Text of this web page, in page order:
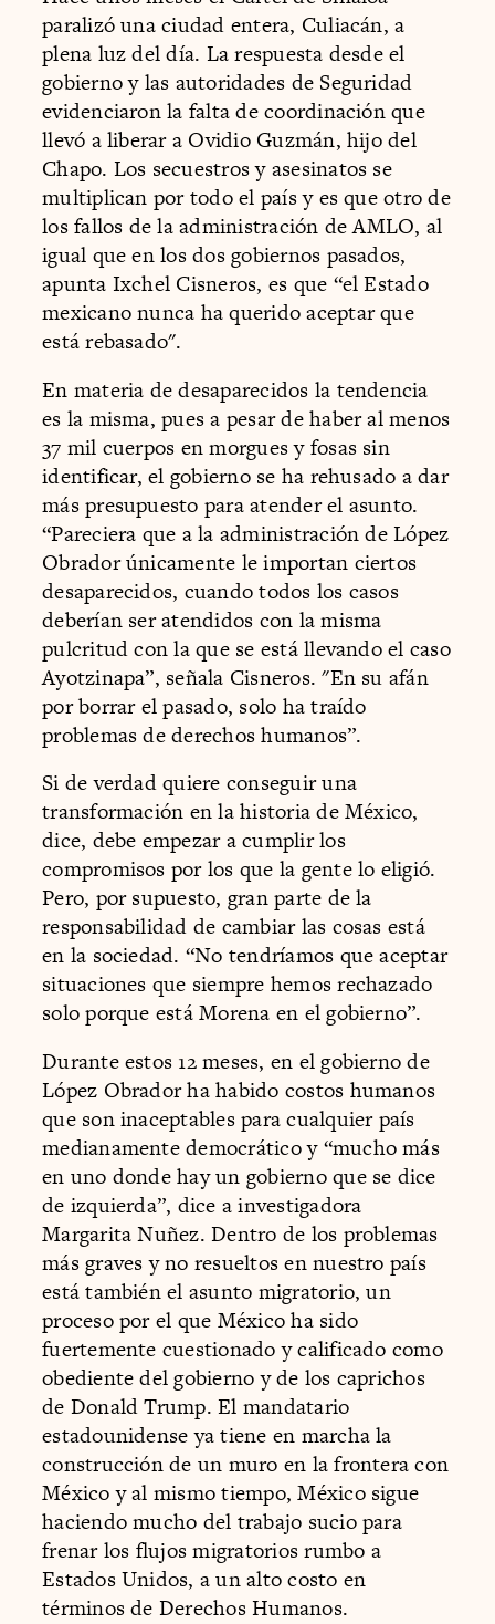
paralizó una ciudad entera, Culiacán, a
plena luz del día. La respuesta desde el
gobierno y las autoridades de Seguridad
evidenciaron la falta de coordinación que
llevó a liberar a Ovidio Guzmán, hijo del
Chapo. Los secuestros y asesinatos se
multiplican por todo el país y es que otro de
los fallos de la administración de AMLO, al
igual que en los dos gobiernos pasados,
apunta Ixchel Cisneros, es que “el Estado
mexicano nunca ha querido aceptar que
está rebasado".
En materia de desaparecidos la tendencia
es la misma, pues a pesar de haber al menos
37 mil cuerpos en morgues y fosas sin
identificar, el gobierno se ha rehusado a dar
más presupuesto para atender el asunto.
“Pareciera que a la administración de López
Obrador únicamente le importan ciertos
desaparecidos, cuando todos los casos
deberían ser atendidos con la misma
pulcritud con la que se está llevando el caso
Ayotzinapa”, señala Cisneros. "En su afán
por borrar el pasado, solo ha traído
problemas de derechos humanos”.
Si de verdad quiere conseguir una
transformación en la historia de México,
dice, debe empezar a cumplir los
compromisos por los que la gente lo eligió.
Pero, por supuesto, gran parte de la
responsabilidad de cambiar las cosas está
en la sociedad. “No tendríamos que aceptar
situaciones que siempre hemos rechazado
solo porque está Morena en el gobierno”.
Durante estos 12 meses, en el gobierno de
López Obrador ha habido costos humanos
que son inaceptables para cualquier país
medianamente democrático y “mucho más
en uno donde hay un gobierno que se dice
de izquierda”, dice a investigadora
Margarita Nuñez. Dentro de los problemas
más graves y no resueltos en nuestro país
está también el asunto migratorio, un
proceso por el que México ha sido
fuertemente cuestionado y calificado como
obediente del gobierno y de los caprichos
de Donald Trump. El mandatario
estadounidense ya tiene en marcha la
construcción de un muro en la frontera con
México y al mismo tiempo, México sigue
haciendo mucho del trabajo sucio para
frenar los flujos migratorios rumbo a
Estados Unidos, a un alto costo en
términos de Derechos Humanos.